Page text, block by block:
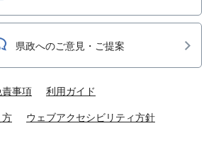
県政へのご意見・ご提案
責事項 利用ガイド
方 ウェブアクセシビリティ方針